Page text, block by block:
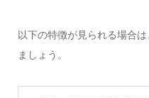
以下の特徴が見られる場合
ましょう。